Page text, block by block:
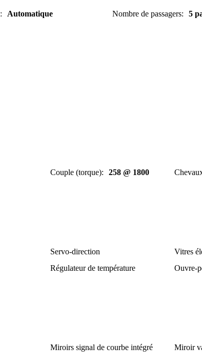
: Automatique Nombre de passagers: 5
Couple (torque): 258 @ 1800
Servo-direction Vitres
Régulateur de température Ouvre-
Miroirs signal de courbe intégré Miroir